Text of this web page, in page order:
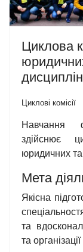
Циклова
дисциплін
Циклові комісії
Навчання
здійснює
юридичних
Мета
Якісна
та
та